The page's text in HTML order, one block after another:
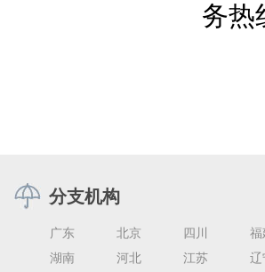
务热
分支机构
广东 北京 四川 福
湖南
河北 江苏 辽